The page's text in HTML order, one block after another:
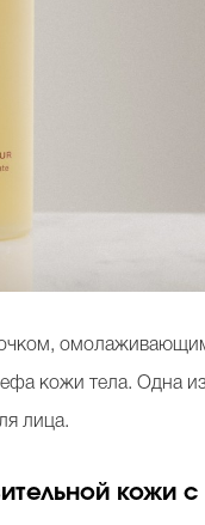
кожи тела. Одна
лица.
кожи c